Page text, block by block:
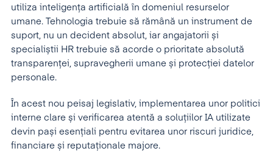
utiliza inteligența artificială în domeniul resurselor
umane. Tehnologia trebuie să rămână un instrument de
suport, nu un decident absolut, iar angajatorii și
specialiștii HR trebuie să acorde o prioritate absolută
transparenței, supravegherii umane și protecției datelor
personale.
În acest nou peisaj legislativ, implementarea unor politici
interne clare și verificarea atentă a soluțiilor IA utilizate
devin pași esențiali pentru evitarea unor riscuri juridice,
financiare și reputaționale majore.